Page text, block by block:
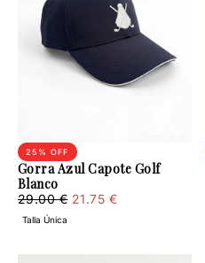
Gorra Azul Capote Golf
Blanco
25 % OFF
21.75
€
Regular
price
29.00 € Minimum
21.75 €
Talla Única